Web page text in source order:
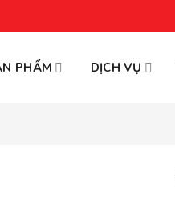
PHẨM DỊCH VỤ